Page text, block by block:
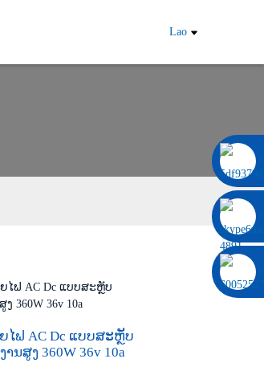
Lao
ໄຟ AC Dc ແບບສະຫຼັບ
ານສູງ 360W 36v 10a